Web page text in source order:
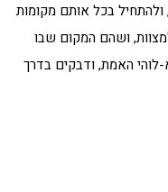
ולהתחיל בכל אותם מקומות
ושהם המקום שבו
האמת, ודבקים בדרך